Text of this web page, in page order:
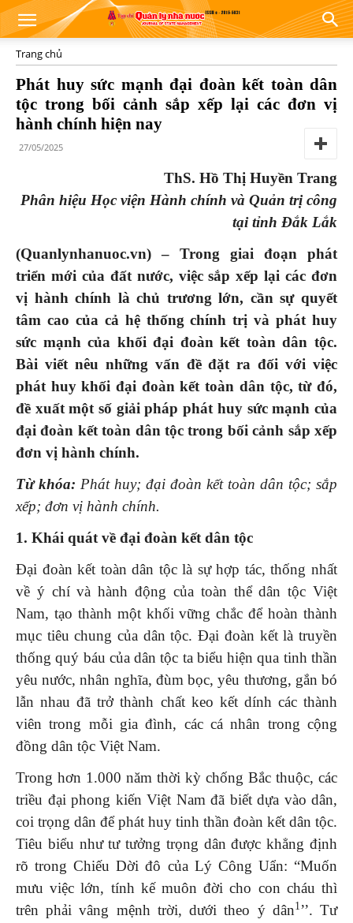
Trang chủ
Phát huy sức mạnh đại đoàn kết toàn dân
tộc trong bối cảnh sắp xếp lại các đơn vị
hành chính hiện nay
27/05/2025
ThS. Hồ Thị Huyền Trang
Phân hiệu Học viện Hành chính và Quản trị công
tại tỉnh Đắk Lắk
(Quanlynhanuoc.vn) – Trong giai đoạn phát
triển mới của đất nước, việc sắp xếp lại các đơn
vị hành chính là chủ trương lớn, cần sự quyết
tâm cao của cả hệ thống chính trị và phát huy
sức mạnh của khối đại đoàn kết toàn dân tộc.
Bài viết nêu những vấn đề đặt ra đối với việc
phát huy khối đại đoàn kết toàn dân tộc, từ đó,
đề xuất một số giải pháp phát huy sức mạnh của
đại đoàn kết toàn dân tộc trong bối cảnh sắp xếp
đơn vị hành chính.
Từ khóa: Phát huy; đại đoàn kết toàn dân tộc; sắp
xếp; đơn vị hành chính.
1. Khái quát về đại đoàn kết dân tộc
Đại đoàn kết toàn dân tộc là sự hợp tác, thống nhất
về ý chí và hành động của toàn thể dân tộc Việt
Nam, tạo thành một khối vững chắc để hoàn thành
mục tiêu chung của dân tộc. Đại đoàn kết là truyền
thống quý báu của dân tộc ta biểu hiện qua tinh thần
yêu nước, nhân nghĩa, đùm bọc, yêu thương, gắn bó
lẫn nhau đã trở thành chất keo kết dính các thành
viên trong mỗi gia đình, các cá nhân trong cộng
đồng dân tộc Việt Nam.
Trong hơn 1.000 năm thời kỳ chống Bắc thuộc, các
triều đại phong kiến Việt Nam đã biết dựa vào dân,
coi trọng dân để phát huy tinh thần đoàn kết dân tộc.
Tiêu biểu như tư tưởng trọng dân được khẳng định
rõ trong Chiếu Dời đô của Lý Công Uẩn: “Muốn
mưu việc lớn, tính kế muôn đời cho con cháu thì
trên phải vâng mệnh trời, dưới theo ý dân1’’. Tư